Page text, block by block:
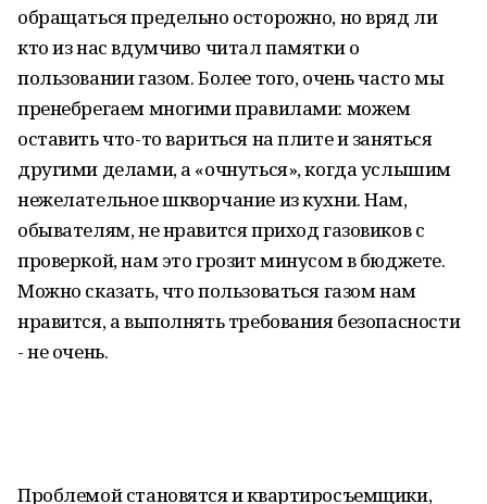
обращаться предельно осторожно, но вряд ли
кто из нас вдумчиво читал памятки о
пользовании газом. Более того, очень часто мы
пренебрегаем многими правилами: можем
оставить что-то вариться на плите и заняться
другими делами, а «очнуться», когда услышим
нежелательное шкворчание из кухни. Нам,
обывателям, не нравится приход газовиков с
проверкой, нам это грозит минусом в бюджете.
Можно сказать, что пользоваться газом нам
нравится, а выполнять требования безопасности
- не очень.
Проблемой становятся и квартиросъемщики,